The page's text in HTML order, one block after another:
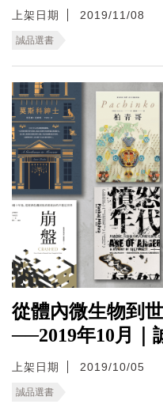
上架日期 2019/11/08
誠品選書
從體內微生物到
──2019年10月｜
上架日期 2019/10/05
誠品選書